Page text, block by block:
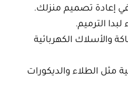
إعادة تصميم منزلك.
الترميم.
والأسلاك الكهربائية
مثل الطلاء والديكورات